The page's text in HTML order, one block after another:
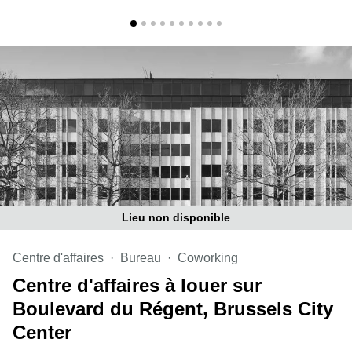
Coworking
Namur
Coworking
Tournai
Salle de
conférence
Lieu non disponible
Centre d'affaires Bureau Coworking
Centre d'affaires à louer sur
Boulevard du Régent, Brussels City
Center